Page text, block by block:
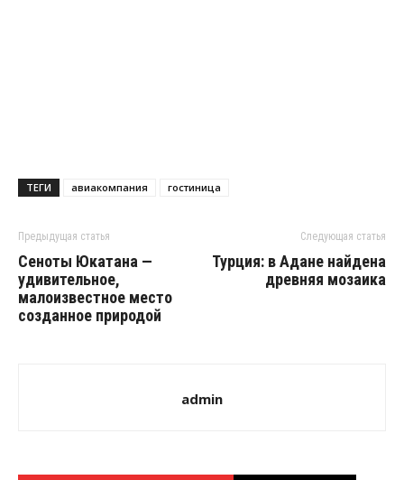
ТЕГИ авиакомпания гостиница
Предыдущая статья
Сеноты Юкатана —
удивительное,
малоизвестное место
созданное природой
Следующая статья
Турция: в Адане найдена
древняя мозаика
admin